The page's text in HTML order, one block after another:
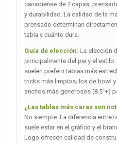
canadiense de 7 capas,
y durabilidad. La calidad de la
prensado determinan
tabla y cuánto dura.
Guía de elección: La elección
principalmente del pie y el
suelen preferir tablas más
tricks más limpios; los de bowl y
anchos más generosos (8.5″+)
¿Las tablas más caras son
No siempre. La diferencia entre
suele estar en el gráfico y el
Logo ofrecen calidad de